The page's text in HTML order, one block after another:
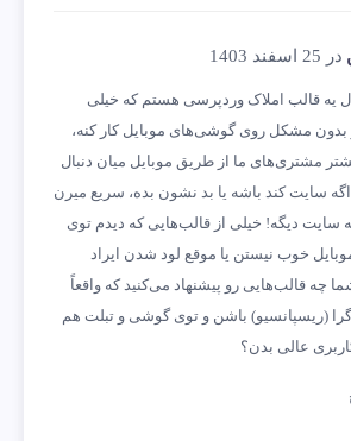
در 25 اسفند 1403
یه قالب املاک وردپرسی هستم که خیلی
بدون مشکل روی گوشی‌های موبایل کار کنه،
مشتری‌های ما از طریق موبایل میان دنبال
سایت کند باشه یا بد نشون بده، سریع میرن
سایت دیگه! خیلی از قالب‌هایی که دیدم توی
خوب نیستن یا موقع لود شدن ایراد
چه قالب‌هایی رو پیشنهاد می‌کنید که واقعاً
(ریسپانسیو) باشن و توی گوشی و تبلت هم
عالی بدن؟